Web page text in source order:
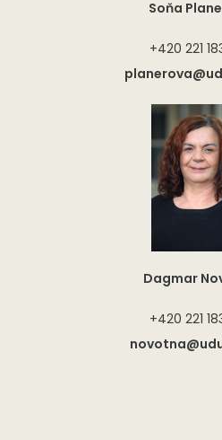
Soňa
+420 221
Dagmar
+420 221